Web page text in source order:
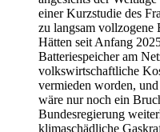
einer Kurzstudie des
zu langsam vollzogene
Hätten seit Anfang
Batteriespeicher am
volkswirtschaftliche
vermieden worden,
wäre nur noch ein
Bundesregierung
klimaschädliche